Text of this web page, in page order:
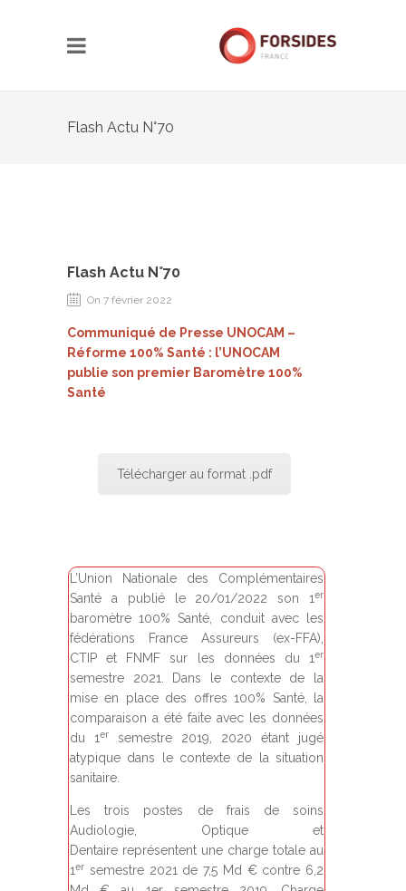
Flash Actu N°70
Flash Actu N°70
On 7 février 2022
Communiqué de Presse UNOCAM –
Réforme 100% Santé : l’UNOCAM
publie son premier Baromètre 100%
Santé
Télécharger au format .pdf
L’Union Nationale des Complémentaires
Santé a publié le 20/01/2022 son 1er
baromètre 100% Santé, conduit avec les
fédérations France Assureurs (ex-FFA),
CTIP et FNMF sur les données du 1er
semestre 2021. Dans le contexte de la
mise en place des offres 100% Santé, la
comparaison a été faite avec les données
du 1er
semestre 2019, 2020 étant jugé
atypique dans le contexte de la situation
sanitaire.
Les trois postes de frais de soins
Audiologie, Optique et
Dentaire représentent une charge totale au
1er semestre 2021 de 7,5 Md € contre 6,2